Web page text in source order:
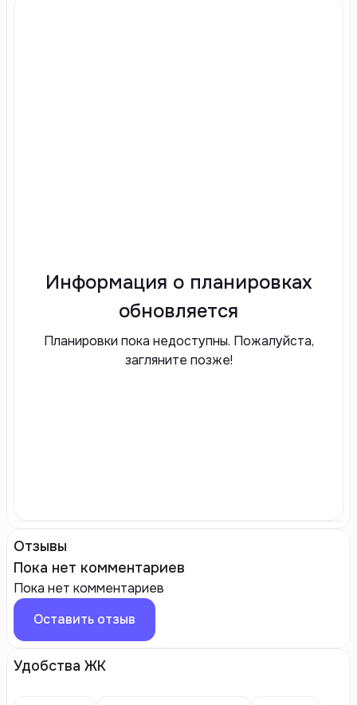
Информация о планировках
обновляется
Планировки пока недоступны. Пожалуйста,
загляните позже!
Отзывы
Пока нет комментариев
Пока нет комментариев
Оставить отзыв
Удобства ЖК